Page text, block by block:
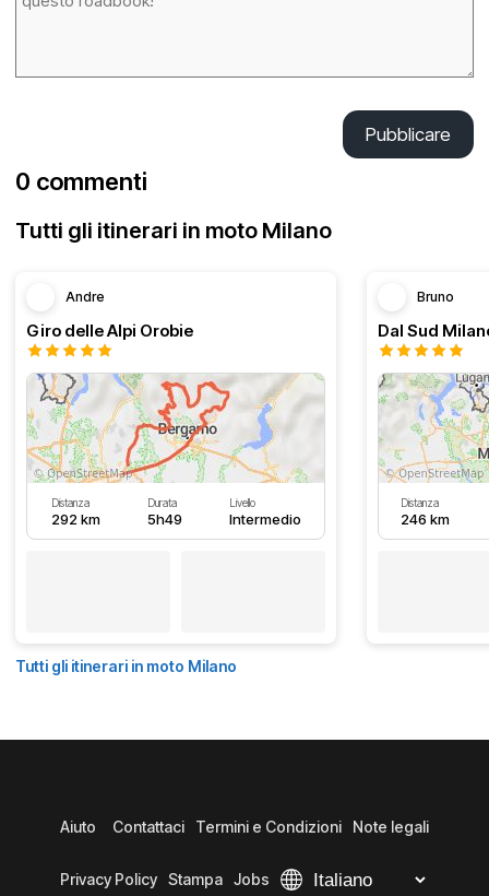
Pubblicare
0 commenti
Tutti gli itinerari in moto Milano
Andre
Giro delle Alpi Orobie
Distanza
292 km
Durata
5h49
Livello
Intermedio
Bruno
Distanza
246 km
Tutti gli itinerari in moto Milano
Aiuto Contattaci Termini e Condizioni Note legali
Privacy Policy Stampa Jobs